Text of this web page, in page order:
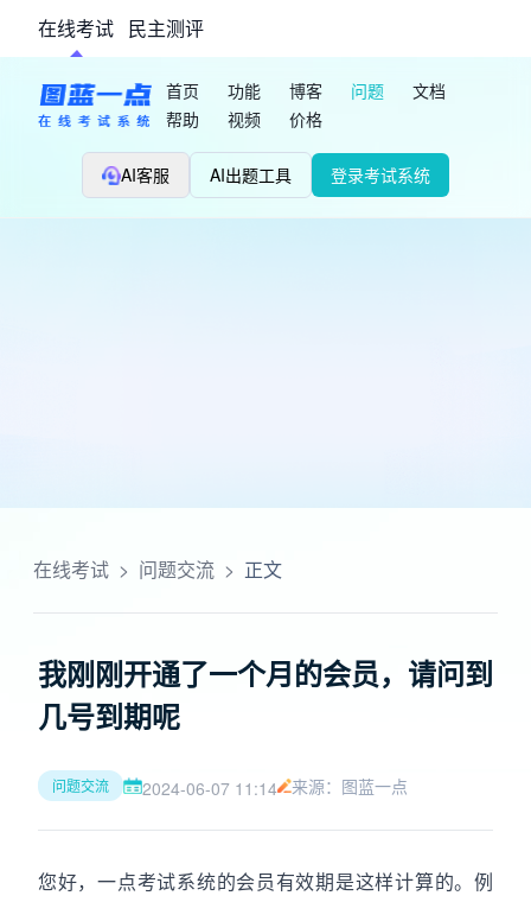
在线考试 民主测评
首页 功能 博客 问题
文档
帮助
视频 价格
AI客服 AI出题工具 登录考试系统
在线考试 > 问题交流 > 正文
我刚刚开通了一个月的会员，请问到
几号到期呢
问题交流 2024-06-07 11:14 来源：图蓝一点
您好，一点考试系统的会员有效期是这样计算的。例